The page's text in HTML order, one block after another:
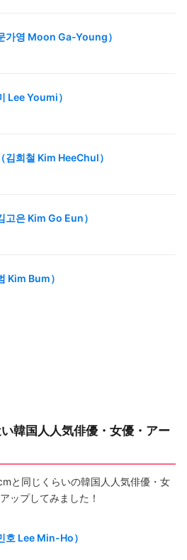
가영 Moon Ga-Young）
Lee Youmi）
김희철 Kim HeeChul）
고은 Kim Go Eun）
Kim Bum）
韓国人人気俳優・女優・アー
と同じくらいの韓国人人気俳優・女
ップしてみました！
호 Lee Min-Ho）